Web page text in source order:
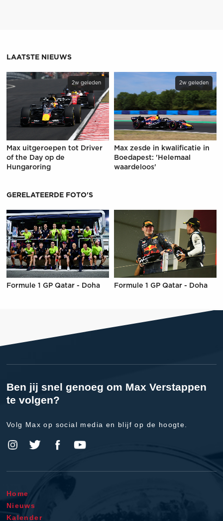
LAATSTE NIEUWS
2w geleden
Max uitgeroepen tot Driver
of the Day op de
Hungaroring
2w geleden
Max zesde in kwalificatie in
Boedapest: 'Helemaal
waardeloos'
GERELATEERDE FOTO'S
Formule 1 GP Qatar - Doha Formule 1 GP Qatar - Doha
Ben jij snel genoeg om Max Verstappen
te volgen?
Volg Max op social media en blijf op de hoogte.
Home
Nieuws
Kalender